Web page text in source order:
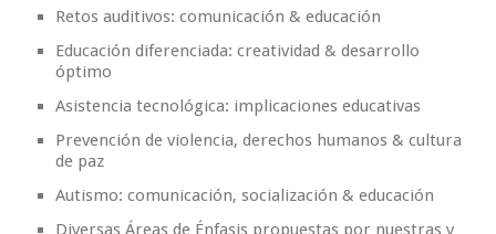
Retos auditivos: comunicación & educación
Educación diferenciada: creatividad & desarrollo
óptimo
Asistencia tecnológica: implicaciones educativas
Prevención de violencia, derechos humanos & cultura
de paz
Autismo: comunicación, socialización & educación
Diversas Áreas de Énfasis propuestas por nuestras y